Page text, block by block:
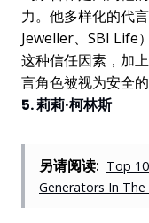
力。他多样化的代
Jeweller、SBI Life
这种信任因素，加
言角色被视为安全的
5. 莉莉·柯林斯
另请阅读: Top
Generators In